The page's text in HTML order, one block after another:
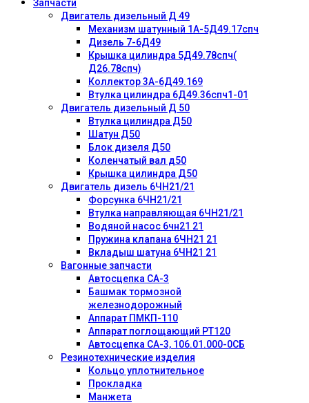
Запчасти
Двигатель дизельный Д 49
Механизм шатунный 1А-5Д49.17спч
Дизель 7-6Д49
Крышка цилиндра 5Д49.78спч(
Д26.78спч)
Коллектор 3А-6Д49.169
Втулка цилиндра 6Д49.36спч1-01
Двигатель дизельный Д 50
Втулка цилиндра Д50
Шатун Д50
Блок дизеля Д50
Коленчатый вал д50
Крышка цилиндра Д50
Двигатель дизель 6ЧН21/21
Форсунка 6ЧН21/21
Втулка направляющая 6ЧН21/21
Водяной насос 6чн21 21
Пружина клапана 6ЧН21 21
Вкладыш шатуна 6ЧН21 21
Вагонные запчасти
Автосцепка СА-3
Башмак тормозной
железнодорожный
Аппарат ПМКП-110
Аппарат поглощающий РТ120
Автосцепка СА-3, 106.01.000-0СБ
Резинотехнические изделия
Кольцо уплотнительное
Прокладка
Манжета